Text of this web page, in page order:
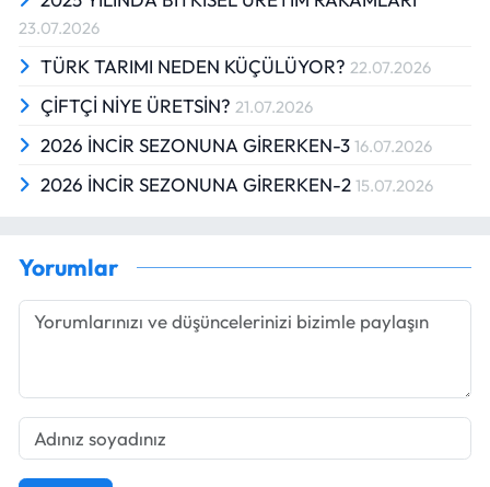
23.07.2026
TÜRK TARIMI NEDEN KÜÇÜLÜYOR? 22.07.2026
ÇİFTÇİ NİYE ÜRETSİN? 21.07.2026
2026 İNCİR SEZONUNA GİRERKEN-3 16.07.2026
2026 İNCİR SEZONUNA GİRERKEN-2 15.07.2026
Yorumlar